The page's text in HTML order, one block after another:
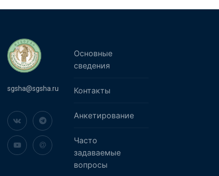
sgsha@sgsha.ru
Основные
сведения
Контакты
Анкетирование
Часто
задаваемые
вопросы